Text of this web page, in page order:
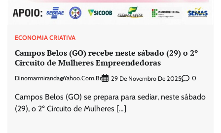
ECONOMIA CRIATIVA
Campos Belos (GO) recebe neste sábado (29) o 2º
Circuito de Mulheres Empreendedoras
Dinomarmiranda@yahoo.com.br 29 De Novembro De 2025 0
Campos Belos (GO) se prepara para sediar, neste sábado
(29), o 2º Circuito de Mulheres […]